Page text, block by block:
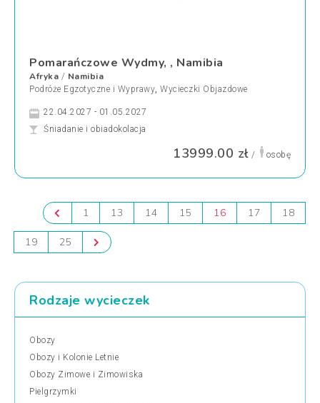
Pomarańczowe Wydmy, , Namibia
Afryka / Namibia
Podróże Egzotyczne i Wyprawy, Wycieczki Objazdowe
22.04.2027 - 01.05.2027
Śniadanie i obiadokolacja
13999.00 zł / osobę
1 13 14 15 16 17 18
19 25
Rodzaje wycieczek
Obozy
Obozy i Kolonie Letnie
Obozy Zimowe i Zimowiska
Pielgrzymki